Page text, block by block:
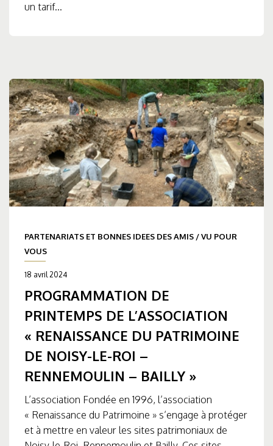
un tarif...
PARTENARIATS ET BONNES IDEES DES AMIS /VU POUR
VOUS
18 avril 2024
PROGRAMMATION DE
PRINTEMPS DE L’ASSOCIATION
« RENAISSANCE DU PATRIMOINE
DE NOISY-LE-ROI –
RENNEMOULIN – BAILLY »
L’association Fondée en 1996, l’association
« Renaissance du Patrimoine » s’engage à protéger
et à mettre en valeur les sites patrimoniaux de